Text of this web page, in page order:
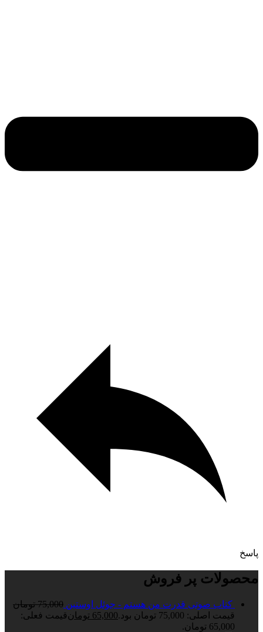
پاسخ
محصولات پر فروش
کتاب صوتی قدرت من هستم - جوئل اوستین 75,000 تومان
قیمت اصلی: 75,000 تومان بود.
65,000 تومانقیمت فعلی:
65,000 تومان.